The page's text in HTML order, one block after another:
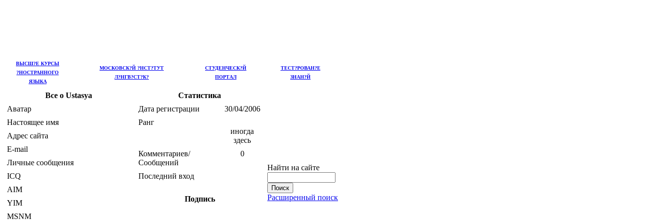
МОСКОВСК?Й ?НСТ?ТУТ
Л?НГВ?СТ?К?
СТУДЕНЧЕСК?Й
ПОРТАЛ
ВЫСШ?Е КУРСЫ
?НОСТРАННОГО
ЯЗЫКА
ТЕСТ?РОВАН?Е
ЗНАН?Й
Все о Ustasya
Аватар
Настоящее имя
Адрес сайта
E-mail
Личные сообщения
ICQ
AIM
YIM
MSNM
Статистика
Дата регистрации
30/04/2006
Ранг
иногда
здесь
Комментариев/
Сообщений
0
Последний вход
Подпись
Найти на сайте
Расширенный поиск